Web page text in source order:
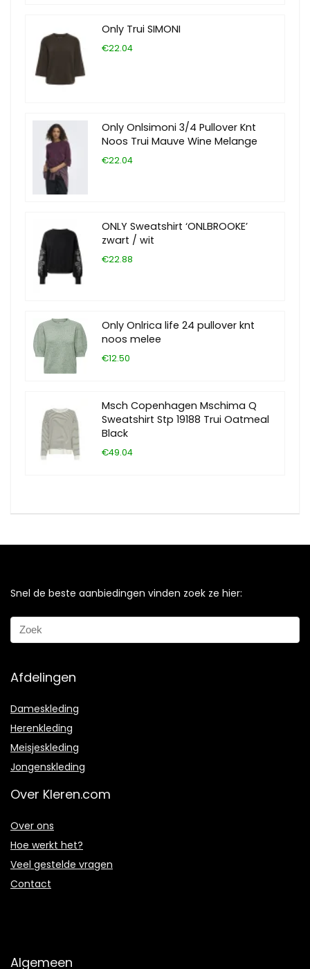
Only Trui SIMONI
€22.04
Only Onlsimoni 3/4 Pullover Knt
Noos Trui Mauve Wine Melange
€22.04
ONLY Sweatshirt ‘ONLBROOKE’
zwart / wit
€22.88
Only Onlrica life 24 pullover knt
noos melee
€12.50
Msch Copenhagen Mschima Q
Sweatshirt Stp 19188 Trui Oatmeal
Black
€49.04
Snel de beste aanbiedingen vinden zoek ze hier:
Afdelingen
Dameskleding
Herenkleding
Meisjeskleding
Jongenskleding
Over Kleren.com
Over ons
Hoe werkt het?
Veel gestelde vragen
Contact
Algemeen